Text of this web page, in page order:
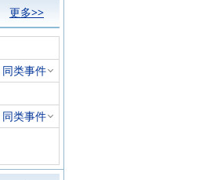
更多>>
同类事件
同类事件